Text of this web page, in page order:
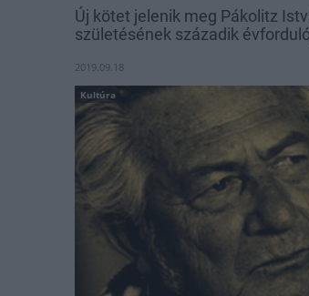
Új kötet jelenik meg Pákolitz
születésének századik
2019.09.18
Kultúra